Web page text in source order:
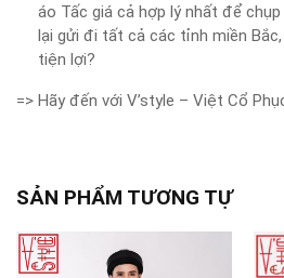
áo Tấc giá cả hợp lý nhất để
lại gửi đi tất cả các tỉnh miền
tiện lợi?
=> Hãy đến với V’style – Việt Cổ
SẢN PHẨM TƯƠNG TỰ